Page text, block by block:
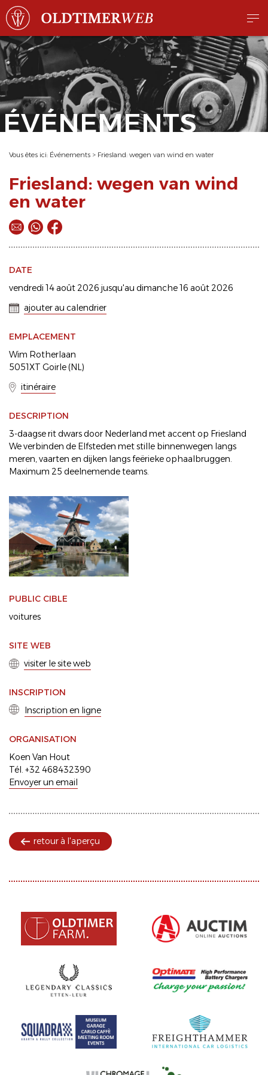
ÉVÉNEMENTS
Vous êtes ici: Événements > Friesland: wegen van wind en water
Friesland: wegen van wind
en water
DATE
vendredi 14 août 2026 jusqu'au dimanche 16 août 2026
ajouter au calendrier
EMPLACEMENT
Wim Rotherlaan
5051XT Goirle (NL)
itinéraire
DESCRIPTION
3-daagse rit dwars door Nederland met accent op Friesland
We verbinden de Elfsteden met stille binnenwegen langs
meren, vaarten en dijken langs feërieke ophaalbruggen.
Maximum 25 deelnemende teams.
PUBLIC CIBLE
voitures
SITE WEB
visiter le site web
INSCRIPTION
Inscription en ligne
ORGANISATION
Koen Van Hout
Tél. +32 468432390
Envoyer un email
retour à l'aperçu